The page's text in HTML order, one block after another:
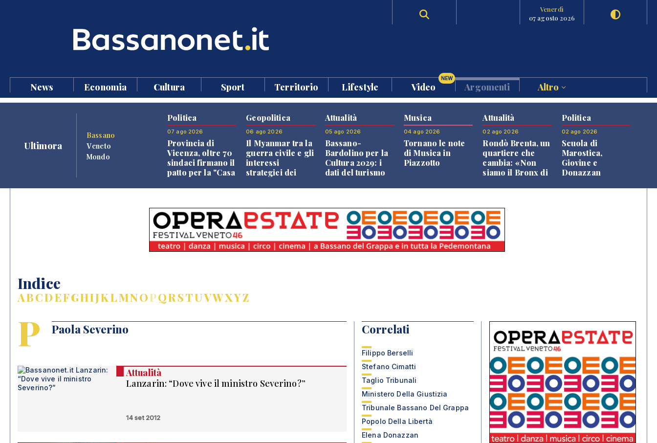
Venerdì
07 agosto 2026
News Economia Cultura Sport Territorio Lifestyle Video
NEW
Argomenti Altro
Ultimora
Bassano
Veneto
Mondo
Politica
07 ago 2026
Provincia di
Vicenza, oltre 70
sindaci firmano il
patto per la "Casa
Geopolitica
06 ago 2026
Il Myanmar tra la
guerra civile e gli
interessi
strategici dei
Attualità
05 ago 2026
Bassano-
Bardolino per la
Cultura 2029: i
dati del turismo
Musica
04 ago 2026
Tornano le note
di Musica in
Piazzotto
Attualità
02 ago 2026
Rondò Brenta, un
quartiere che
cambia: «Non
siamo il Bronx di
Politica
02 ago 2026
Scuola di
Marostica,
Giovine e
Donazzan
Indice
ABCDEFGHIJKLMNOPQRSTUVWXYZ
P Paola Severino
Attualità
Lanzarin: “Dove vive il ministro Severino?”
14 set 2012
Correlati
Filippo Berselli
Stefano Cimatti
Taglio Tribunali
Ministero Della Giustizia
Tribunale Bassano Del Grappa
Popolo Della Libertà
Elena Donazzan